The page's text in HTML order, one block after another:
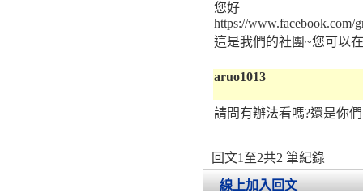
您好
https://www.facebook.com/
這是我們的社團~您可以
aruo1013
請問有辦法看嗎?還是你
回文1至2共2 筆紀錄
線上加入回文